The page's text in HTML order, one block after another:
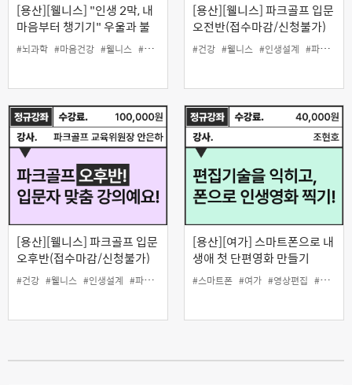
[용산][웰니스] "인생 2막, 내
마음부터 챙기기" 우울과 불
안, 뇌과학으로 다스리다
#뇌과학 #마음건강 #웰니스 #인생설계
[용산][웰니스] 파크골프 입문
오전반(접수마감/신청불가)
#건강 #웰니스 #인생설계 #파크골프
[용산][웰니스] 파크골프 입문
오후반(접수마감/신청불가)
#건강 #웰니스 #인생설계 #파크골프
[용산][여가] 스마트폰으로 내
생애 첫 단편영화 만들기
#스마트폰 #여가 #영상편집 #인생설계